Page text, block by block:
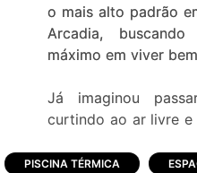
o mais alto padrão
Arcadia,
máximo em viver
Já imaginou
curtindo ao ar livre e
diversão? Ver os
PISCINA TÉRMICA